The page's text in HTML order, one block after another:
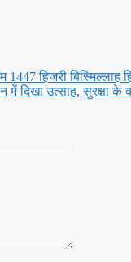
हिजरी बिस्मिल्लाह
में दिखा उत्साह, सुरक्षा